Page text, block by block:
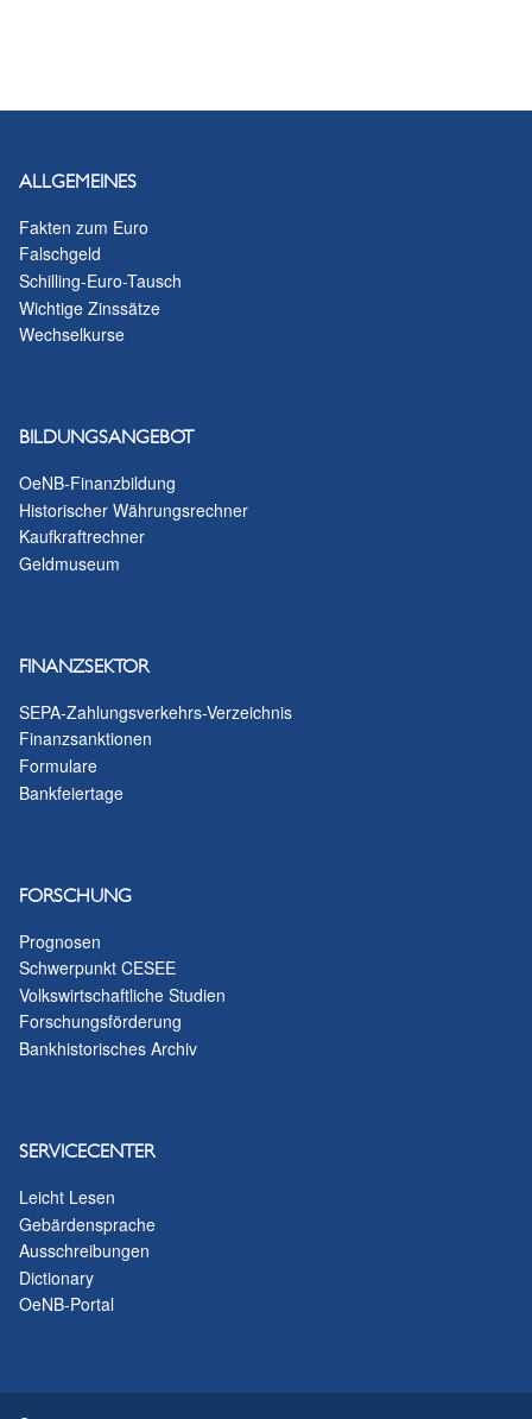
ALLGEMEINES
Fakten zum Euro
Falschgeld
Schilling-Euro-Tausch
Wichtige Zinssätze
Wechselkurse
BILDUNGSANGEBOT
OeNB-Finanzbildung
Historischer Währungsrechner
Kaufkraftrechner
Geldmuseum
FINANZSEKTOR
SEPA-Zahlungsverkehrs-Verzeichnis
Finanzsanktionen
Formulare
Bankfeiertage
FORSCHUNG
Prognosen
Schwerpunkt CESEE
Volkswirtschaftliche Studien
Forschungsförderung
Bankhistorisches Archiv
SERVICECENTER
Leicht Lesen
Gebärdensprache
Ausschreibungen
Dictionary
OeNB-Portal